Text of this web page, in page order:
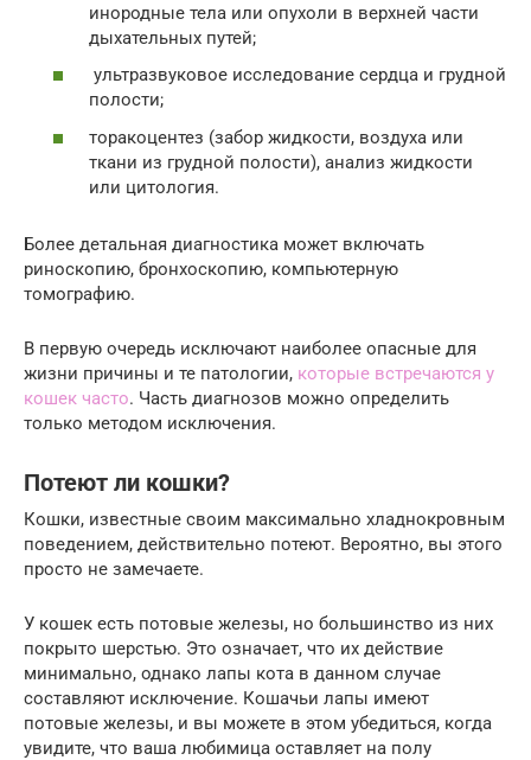
инородные тела или опухоли в верхней части
дыхательных путей;
ультразвуковое исследование сердца и грудной
полости;
торакоцентез (забор жидкости, воздуха или
ткани из грудной полости), анализ жидкости
или цитология.
Более детальная диагностика может включать
риноскопию, бронхоскопию, компьютерную
томографию.
В первую очередь исключают наиболее опасные для
жизни причины и те патологии, которые встречаются у
кошек часто. Часть диагнозов можно определить
только методом исключения.
Потеют ли кошки?
Кошки, известные своим максимально хладнокровным
поведением, действительно потеют. Вероятно, вы этого
просто не замечаете.
У кошек есть потовые железы, но большинство из них
покрыто шерстью. Это означает, что их действие
минимально, однако лапы кота в данном случае
составляют исключение. Кошачьи лапы имеют
потовые железы, и вы можете в этом убедиться, когда
увидите, что ваша любимица оставляет на полу